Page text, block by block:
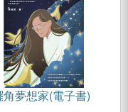
角夢想家(電子書)